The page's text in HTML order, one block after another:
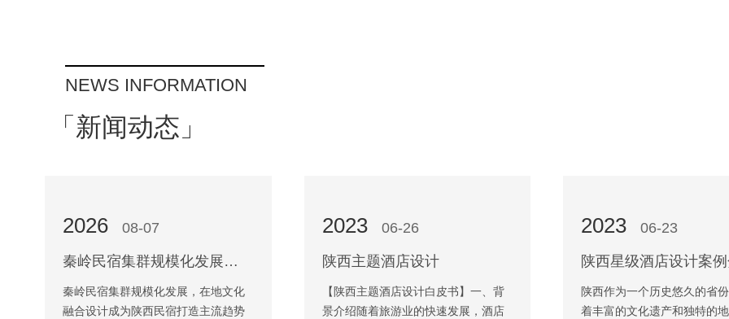
NEWS INFORMATION
「新闻动态」
2026 08-07
秦岭民宿集群规模化发展，在地文化融合设计成为陕西民宿打造主流趋势
秦岭民宿集群规模化发展，在地文化
融合设计成为陕西民宿打造主流趋势
2023 06-26
陕西主题酒店设计
【陕西主题酒店设计白皮书】一、背
景介绍随着旅游业的快速发展，酒店
2023 06-23
陕西星级酒店设计案
陕西作为一个历史悠久的省
着丰富的文化遗产和独特的